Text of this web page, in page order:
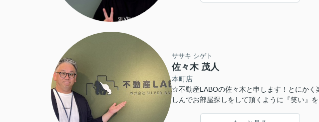
ササキ シゲト
佐々木 茂人
本町店
☆不動産LABOの佐々木と申します！とにかく
しんでお部屋探しをして頂くように『笑い』を